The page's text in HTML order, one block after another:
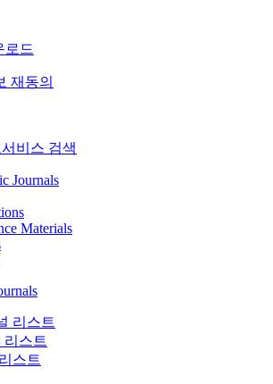
로드
재동의
비스 검색
Journals
Materials
리스트
리스트
스트